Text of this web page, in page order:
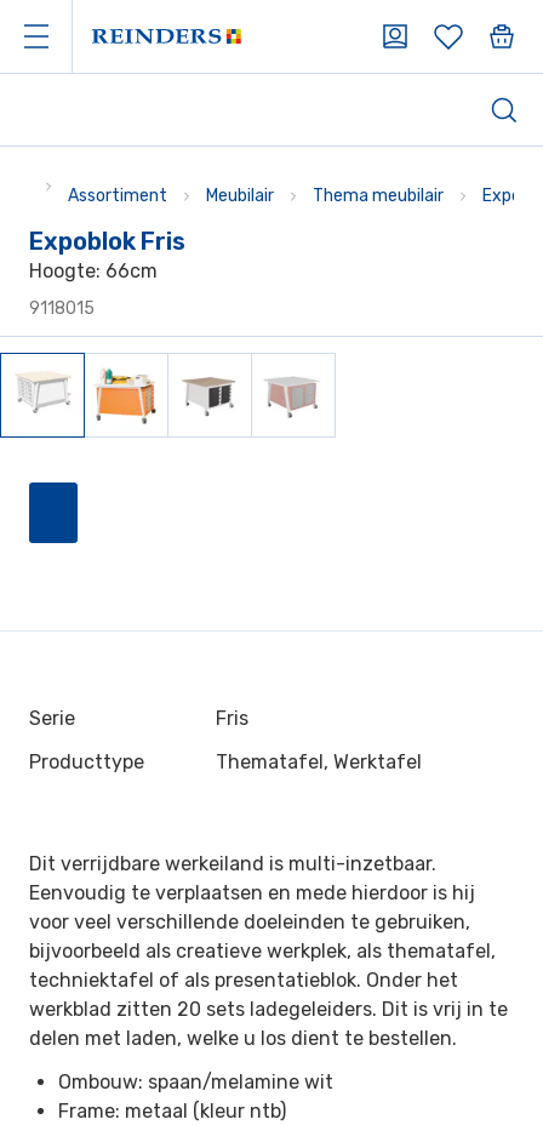
Assortiment Meubilair Thema meubilair
Expoblok Fris
Hoogte: 66cm
9118015
Serie
Fris
Producttype
Thematafel, Werktafel
Dit verrijdbare werkeiland is multi-inzetbaar.
Eenvoudig te verplaatsen en mede hierdoor is hij
voor veel verschillende doeleinden te gebruiken,
bijvoorbeeld als creatieve werkplek, als thematafel,
techniektafel of als presentatieblok. Onder het
werkblad zitten 20 sets ladegeleiders. Dit is vrij in te
delen met laden, welke u los dient te bestellen.
Ombouw: spaan/melamine wit
Frame: metaal (kleur ntb)